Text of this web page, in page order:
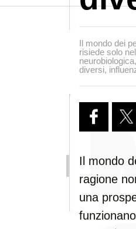
Il mondo dei
risiede solo
diversi,
Il mondo
ragione
una